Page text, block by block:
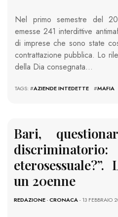
Nel primo semestre del
emesse 241 interdittive
di imprese che sono state
contrattazione pubblica. Lo
della Dia consegnata…
TAGS: #AZIENDE INTEDETTE #MAFIA
Bari,
un 20enne
REDAZIONE-CRONACA- 13 FEBBRAIO